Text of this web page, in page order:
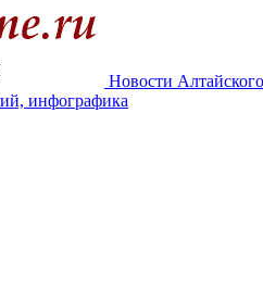
Новости
инфографика